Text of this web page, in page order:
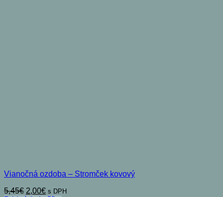
Vianočná ozdoba – Stromček kovový
5,45€ Pôvodná
2,00€Aktuálna
s DPH